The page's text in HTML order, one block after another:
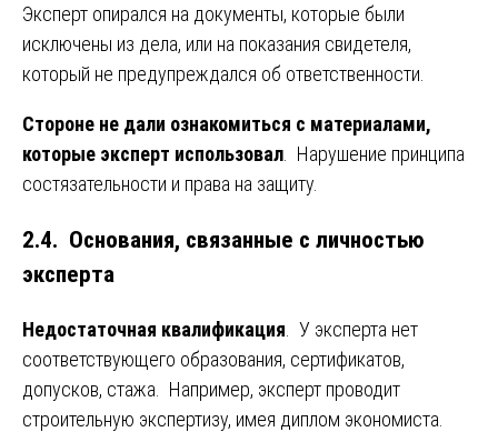
Эксперт опирался на документы, которые были
исключены из дела, или на показания свидетеля,
который не предупреждался об ответственности.
Стороне не дали ознакомиться с материалами,
которые эксперт использовал . Нарушение принципа
состязательности и права на защиту.
2.4. Основания, связанные с личностью
эксперта
Недостаточная квалификация . У эксперта нет
соответствующего образования, сертификатов,
допусков, стажа. Например, эксперт проводит
строительную экспертизу, имея диплом экономиста.